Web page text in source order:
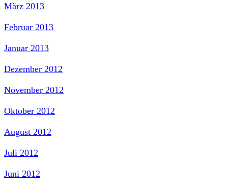
März 2013
Februar 2013
Januar 2013
Dezember 2012
November 2012
Oktober 2012
August 2012
Juli 2012
Juni 2012